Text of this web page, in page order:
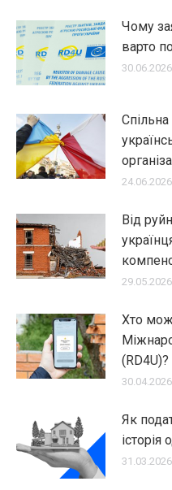
Чому
варто
30.06.2026
24.06.2026
Від
29.05.2026
Хто
(RD4U)?
30.04.2026
Як
історія
31.03.2026